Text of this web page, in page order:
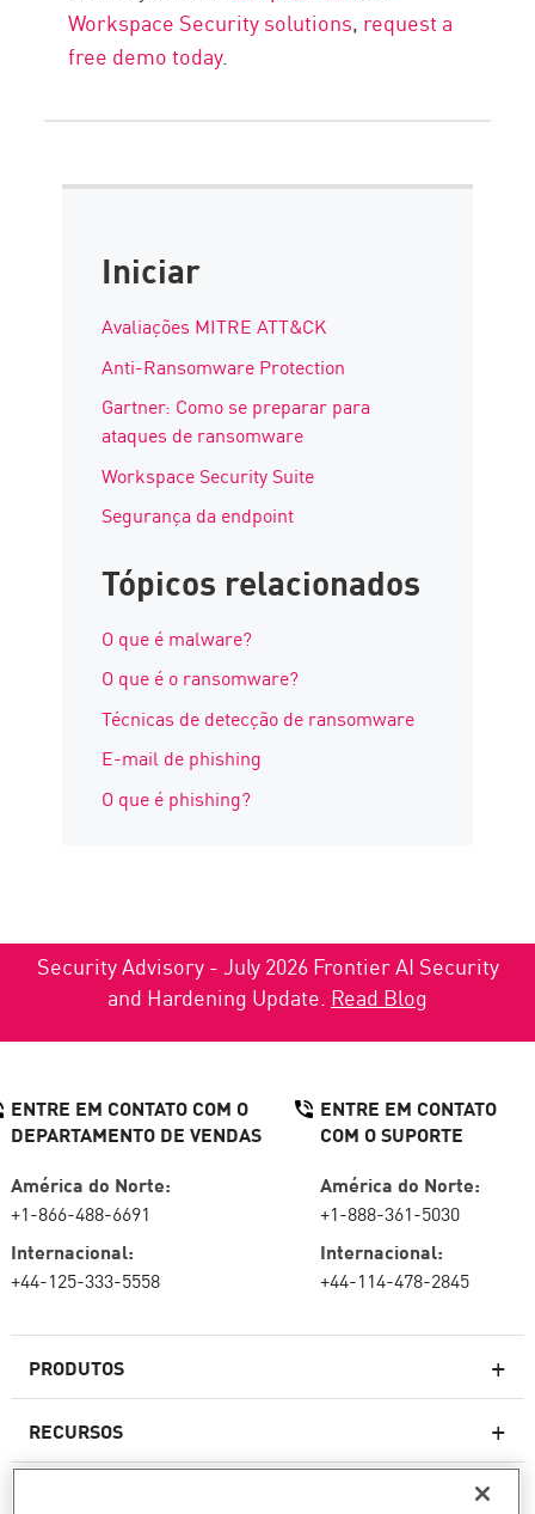
Workspace Security solutions, request a
free demo today.
Iniciar
Avaliações MITRE ATT&CK
Anti-Ransomware Protection
Gartner: Como se preparar para
ataques de ransomware
Workspace Security Suite
Segurança da endpoint
Tópicos relacionados
O que é malware?
O que é o ransomware?
Técnicas de detecção de ransomware
E-mail de phishing
O que é phishing?
Security Advisory - July 2026 Frontier AI Security
and Hardening Update. Read Blog
PRODUTOS
Firewalls de última geração
RECURSOS
ENTRE EM CONTATO COM O
DEPARTAMENTO DE VENDAS
América do Norte:
+1-866-488-6691
Internacional:
+44-125-333-5558
ENTRE EM CONTATO
COM O SUPORTE
América do Norte:
+1-888-361-5030
Internacional:
+44-114-478-2845